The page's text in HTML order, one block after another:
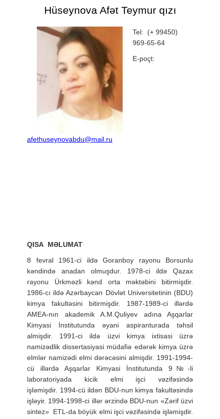
Hüseynova Afət Teymur qızı
Tel: (+ 99450)
969-65-64
E-poçt:
afethuseynovabdu@mail.ru
QISA MƏLUMAT
8 fevral 1961-ci ildə Goranboy rayonu Borsunlu
kəndində anadan olmuşdur. 1978-ci ildə Qazax
rayonu Ürkməzli kənd orta məktəbini bitirmişdir.
1986-cı ildə Azərbaycan Dövlət Universitetinin (BDU)
kimya fakultəsini bitirmişdir. 1987-1989-ci illərdə
AMEA-nın akademik A.M.Quliyev adına Aşqarlar
Kimyasi İnstitutunda əyani aspiranturada təhsil
almişdir. 1991-ci ildə üzvi kimya ixtisasi üzrə
namizədlik dissertasiyasi müdafiə edərək kimya üzrə
elmlər namizədi elmi dərəcəsini almişdir. 1991-1994-
cü illərdə Aşqarlar Kimyasi İnstitutunda 9№-li
laboratoriyada kicik elmi işci vəzifəsində
işləmişdir. 1994-cü ildən BDU-nun kimya fakultəsində
işləyir. 1994-1998-ci illər ərzində BDU-nun «Zərif üzvi
sintez» ETL-da böyük elmi işci vəzifəsində işləmişdir.